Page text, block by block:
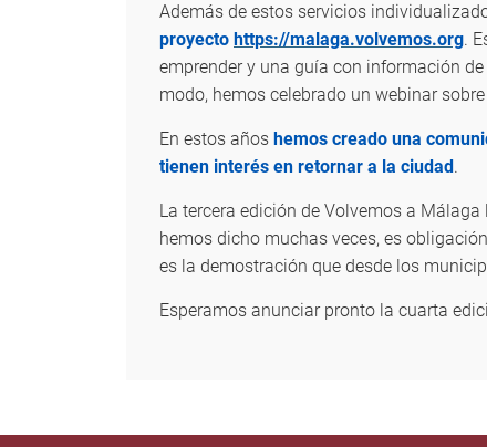
Además de estos servicios
proyecto https://malaga.volvemos.org.
emprender y una guía con información
modo, hemos celebrado un webinar
En estos años hemos creado una
tienen interés en retornar a la ciudad.
La tercera edición de Volvemos a
hemos dicho muchas veces, es
es la demostración que desde los
Esperamos anunciar pronto la cuarta